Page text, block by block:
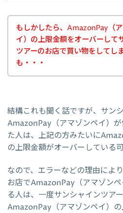
もしかしたら、AmazonPay（
イ）の上限金額をオーバーして
ツアーのお店で買い物をしてし
も・・・
結構これも聞く話ですが、サン
AmazonPay（アマゾンペイ）
た人は、上記の方みたいに
の上限金額がオーバーしている
なので、エラーなどの理由によ
お店でAmazonPay（アマゾン
る人は、一度サンシャインツア
AmazonPay（アマゾンペイ）の